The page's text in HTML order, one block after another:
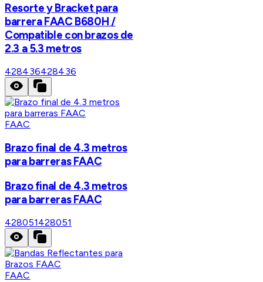
Resorte y Bracket para
barrera FAAC B680H /
Compatible con brazos de
2.3 a 5.3 metros
428436428436
FAAC
Brazo final de 4.3 metros
para barreras FAAC
Brazo final de 4.3 metros
para barreras FAAC
428051428051
FAAC